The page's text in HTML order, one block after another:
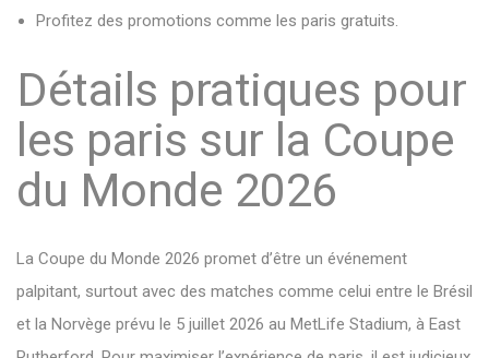
Profitez des promotions comme les paris gratuits.
Détails pratiques pour
les paris sur la Coupe
du Monde 2026
La Coupe du Monde 2026 promet d’être un événement
palpitant, surtout avec des matches comme celui entre le Brésil
et la Norvège prévu le 5 juillet 2026 au MetLife Stadium, à East